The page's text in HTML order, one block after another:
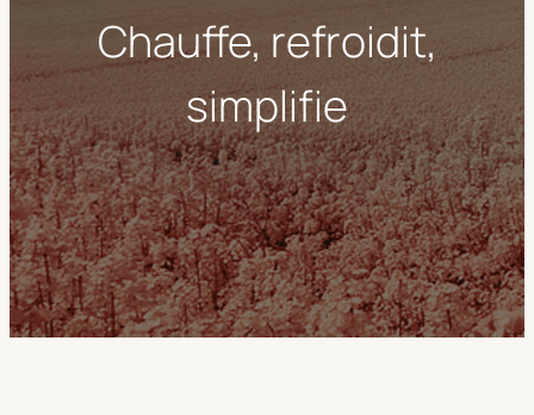
Chauffe, refroidit,
simplifie